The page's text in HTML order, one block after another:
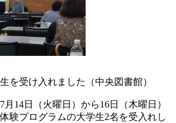
を受け入れました（中央図書館）
月14日（火曜日）から16日（木曜日）
験プログラムの大学生2名を受入れし